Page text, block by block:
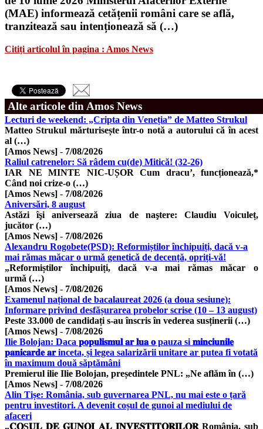
(MAE) informează cetățenii români care se află,
tranzitează sau intenționează să (…)
Citiți articolul în pagina : Amos News
Alte articole din Amos News
Lecturi de weekend: „Cripta din Veneția” de Matteo Strukul
Matteo Strukul mărturisește într-o notă a autorului că în acest
al (…)
[Amos News] - 7/08/2026
Raliul catrenelor: Să râdem cu(de) Mitică! (32-26)
IAR NE MINTE NIC-UȘOR Cum dracu’, funcționează,*
Când noi crize-o (…)
[Amos News] - 7/08/2026
Aniversări, 8 august
Astăzi îşi aniversează ziua de naştere: Claudiu Voiculeț,
jucător (…)
[Amos News] - 7/08/2026
Alexandru Rogobete(PSD): Reformiștilor închipuiți, dacă v-a
mai rămas măcar o urmǎ geneticǎ de decență, opriți-vă!
„Reformiștilor închipuiți, dacă v-a mai rămas măcar o
urmǎ (…)
[Amos News] - 7/08/2026
Examenul național de bacalaureat 2026 (a doua sesiune):
Informare privind desfășurarea probelor scrise (10 – 13 august)
Peste 33.000 de candidați s-au înscris în vederea susținerii (…)
[Amos News] - 7/08/2026
Ilie Bolojan: Daca 𝐩𝐨𝐩𝐮𝐥𝐢𝐬𝐦𝐮𝐥 𝐚𝐫 𝐥𝐮𝐚 𝐨 pauza si 𝐦𝐢𝐧𝐜𝐢𝐮𝐧𝐢𝐥𝐞
𝐩𝐚𝐧𝐢𝐜𝐚𝐫𝐝𝐞 𝐚𝐫 inceta, și legea salarizării unitare ar putea fi votată
în maximum două săptămâni
Premierul ilie Ilie Bolojan, președintele PNL: „Ne aflăm în (…)
[Amos News] - 7/08/2026
Alin Tișe: România, sub guvernarea PNL, nu mai este o țară
pentru investitori. A devenit coșul de gunoi al mediului de
afaceri
„𝐂𝐎Ș𝐔𝐋 𝐃𝐄 𝐆𝐔𝐍𝐎𝐈 𝐀𝐋 𝐈𝐍𝐕𝐄𝐒𝐓𝐈𝐓𝐎𝐑𝐈𝐋𝐎𝐑 România, sub